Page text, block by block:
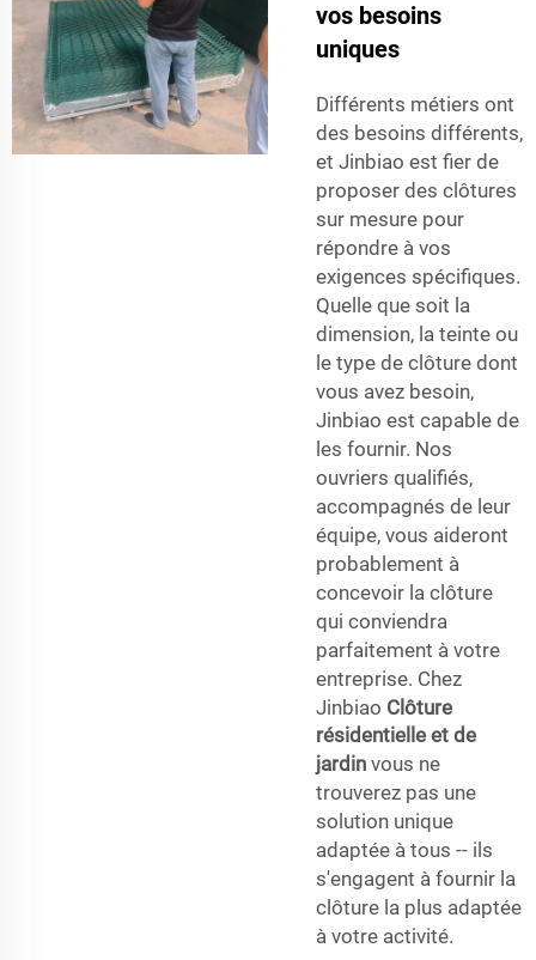
vos besoins
uniques
Différents métiers ont
des besoins différents,
et Jinbiao est fier de
proposer des clôtures
sur mesure pour
répondre à vos
exigences spécifiques.
Quelle que soit la
dimension, la teinte ou
le type de clôture dont
vous avez besoin,
Jinbiao est capable de
les fournir. Nos
ouvriers qualifiés,
accompagnés de leur
équipe, vous aideront
probablement à
concevoir la clôture
qui conviendra
parfaitement à votre
entreprise. Chez
Jinbiao Clôture
résidentielle et de
jardin vous ne
trouverez pas une
solution unique
adaptée à tous -- ils
s'engagent à fournir la
clôture la plus adaptée
à votre activité.